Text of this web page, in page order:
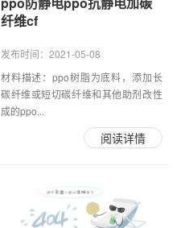
纤维cf
发布时间：2021-05-08
材料描述：ppo树脂为底料，添加长
碳纤维或短切碳纤维和其他助剂改性
成的ppo...
阅读详情